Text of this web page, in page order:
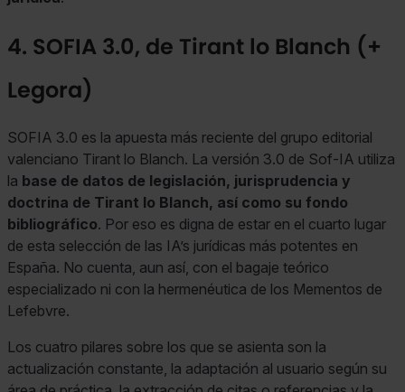
4. SOFIA 3.0, de Tirant lo Blanch (+
Legora)
SOFIA 3.0 es la apuesta más reciente del grupo editorial
valenciano Tirant lo Blanch. La versión 3.0 de Sof-IA utiliza
la base de datos de legislación, jurisprudencia y
doctrina de Tirant lo Blanch, así como su fondo
bibliográfico. Por eso es digna de estar en el cuarto lugar
de esta selección de las IA’s jurídicas más potentes en
España. No cuenta, aun así, con el bagaje teórico
especializado ni con la hermenéutica de los Mementos de
Lefebvre.
Los cuatro pilares sobre los que se asienta son la
actualización constante, la adaptación al usuario según su